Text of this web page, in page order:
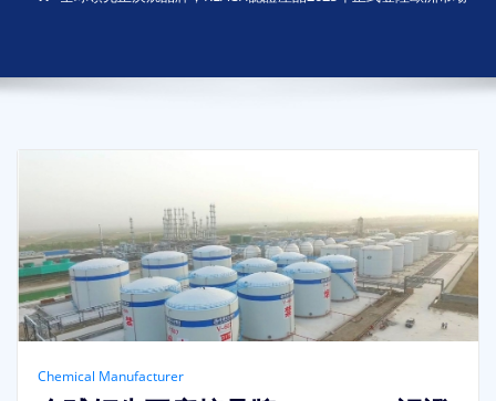
Chemical Manufacturer